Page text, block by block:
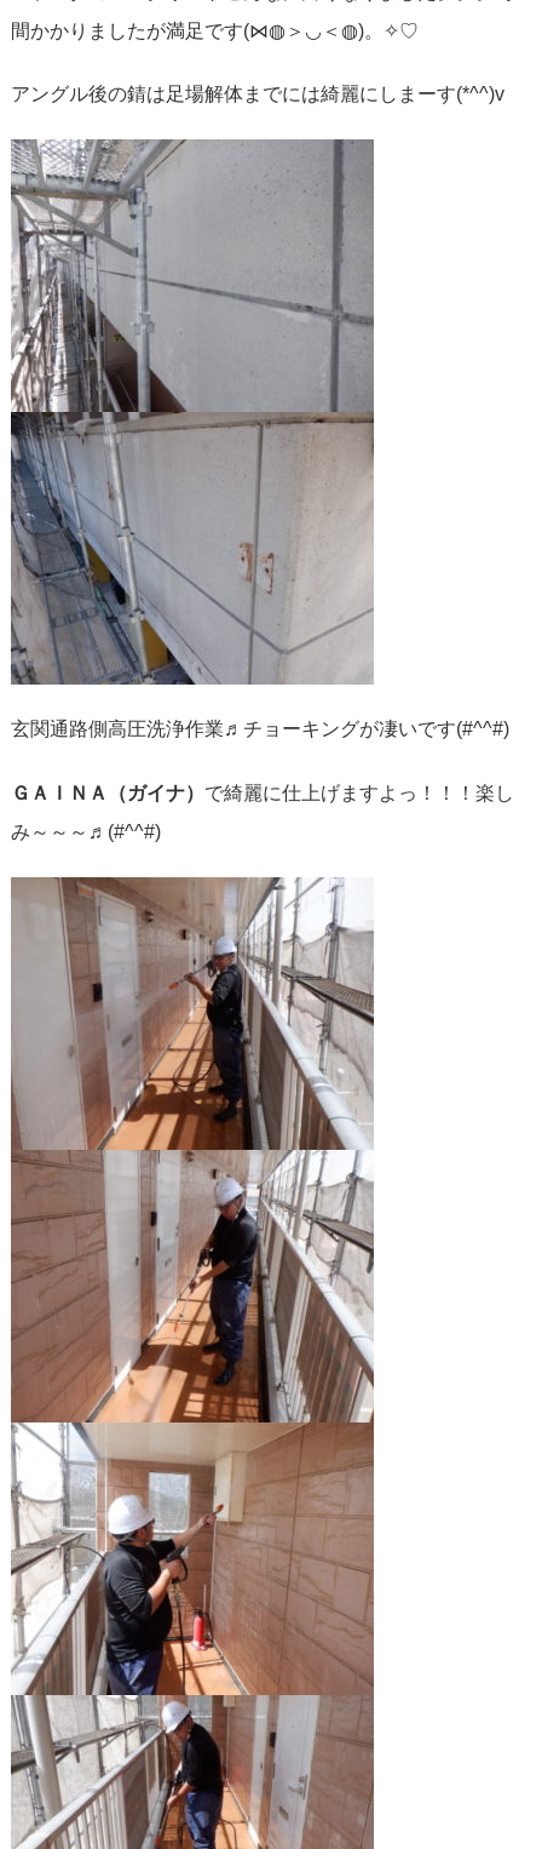
間かかりましたが満足です(⋈◍＞◡＜◍)。✧♡
アングル後の錆は足場解体までには綺麗にしまーす(*^^)v
玄関通路側高圧洗浄作業♬チョーキングが凄いです(#^^#)
ＧＡＩＮＡ（ガイナ） で綺麗に仕上げますよっ！！！楽し
み～～～♬(#^^#)